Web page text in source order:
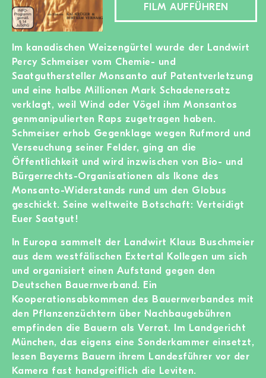
FILM AUFFÜHREN
Im kanadischen Weizengürtel wurde der Landwirt
Percy Schmeiser vom Chemie- und
Saatguthersteller Monsanto auf Patentverletzung
und eine halbe Millionen Mark Schadenersatz
verklagt, weil Wind oder Vögel ihm Monsantos
genmanipulierten Raps zugetragen haben.
Schmeiser erhob Gegenklage wegen Rufmord und
Verseuchung seiner Felder, ging an die
Öffentlichkeit und wird inzwischen von Bio- und
Bürgerrechts-Organisationen als Ikone des
Monsanto-Widerstands rund um den Globus
geschickt. Seine weltweite Botschaft: Verteidigt
Euer Saatgut!
In Europa sammelt der Landwirt Klaus Buschmeier
aus dem westfälischen Extertal Kollegen um sich
und organisiert einen Aufstand gegen den
Deutschen Bauernverband. Ein
Kooperationsabkommen des Bauernverbandes mit
den Pflanzenzüchtern über Nachbaugebühren
empfinden die Bauern als Verrat. Im Landgericht
München, das eigens eine Sonderkammer einsetzt,
lesen Bayerns Bauern ihrem Landesführer vor der
Kamera fast handgreiflich die Leviten.